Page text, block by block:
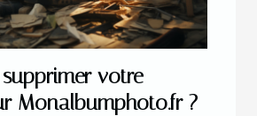
votre
Monalbumphoto.fr ?